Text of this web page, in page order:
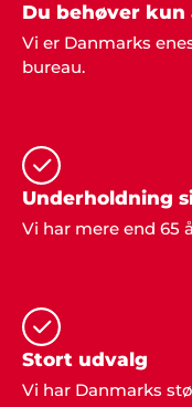
Edith Knudsen,
"Tak for hjælpen.
underholdningen.
Jan Rasmussen,
Du behøver kun
Vi er Danmarks
bureau.
Underholdning
Vi har mere end 65
Stort udvalg
Vi har Danmarks